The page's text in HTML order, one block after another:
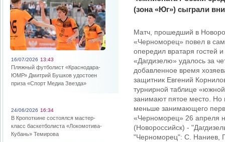
16/07/2026 13:43
Пляжный футболист «Краснодара-
ЮМР» Дмитрий Бушков удостоен
приза «Спорт Медиа Звезда»
24/06/2026 16:34
В Кропоткине состоялся мастер-
класс баскетболиста «Локомотива-
Кубань» Темирова
(зона «Юг») сыграли
Матч, прошедший в
«Черноморец» повел в
опередил вратаря гостей
«Дагдизелю» удалось за
добавленное время
защитник Евгений
турнирной таблице
занимают пятое место. Но
меньше занимающего
«Черноморец» 26 апреля
(Новороссийск) -
"Черноморец": С. Наниев,